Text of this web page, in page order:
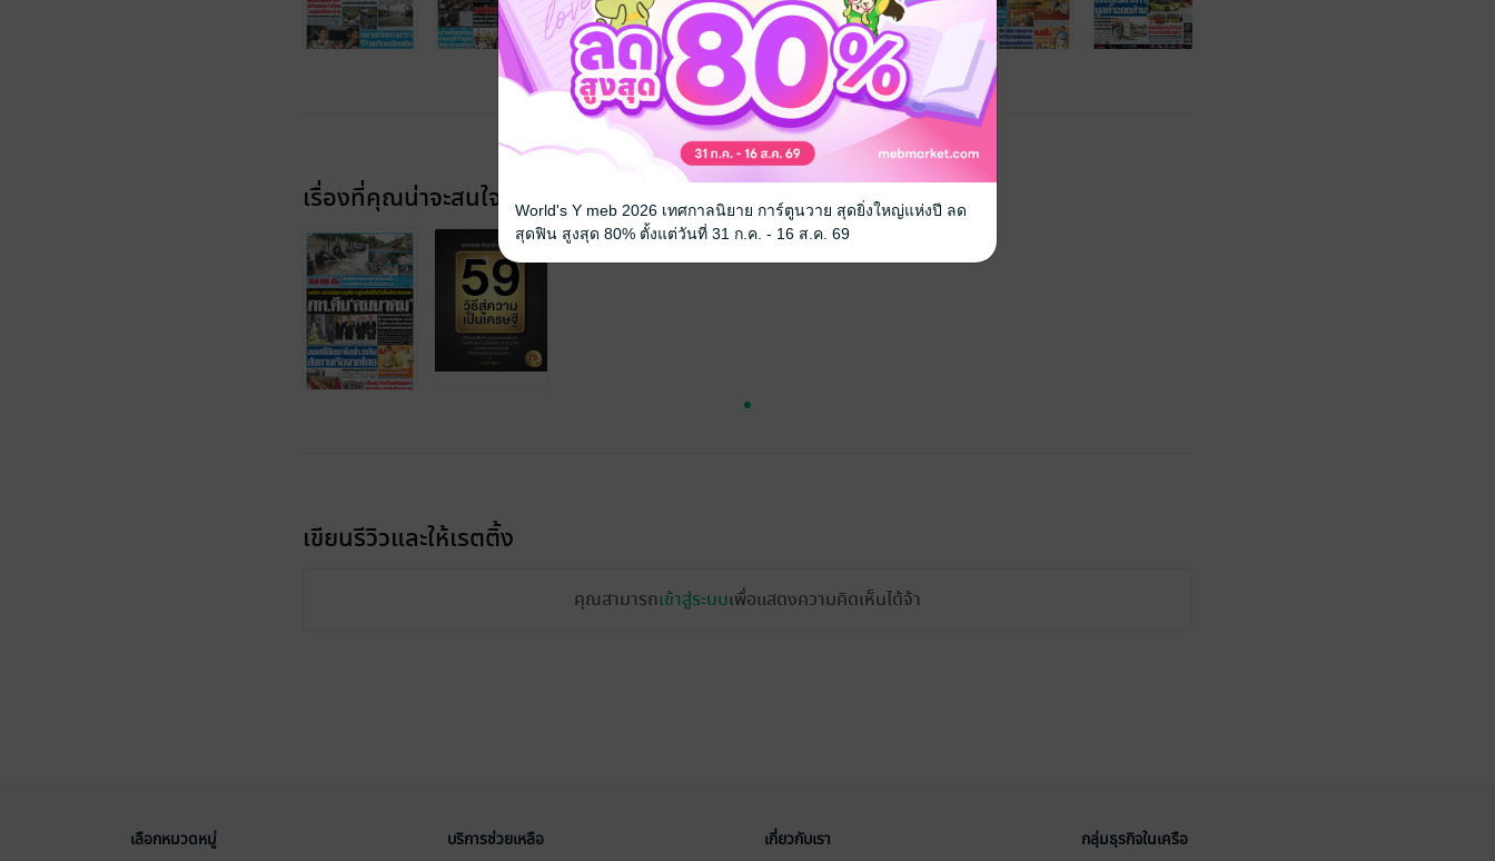
เรื่องที่คุณน่าจะสนใจ
เขียนรีวิวและให้เรตติ้ง
คุณสามารถเข้าสู่ระบบเพื่อแสดงความคิดเห็นได้จ้า
เลือกหมวดหมู่ บริการช่วยเหลือ เกี่ยวกับเรา กลุ่มธุรกิจในเครือ
World's Y meb 2026 เทศกาลนิยาย การ์ตูนวาย สุดยิ่งใหญ่แห่งปี ลด
สุดฟิน สูงสุด 80% ตั้งแต่วันที่ 31 ก.ค. - 16 ส.ค. 69